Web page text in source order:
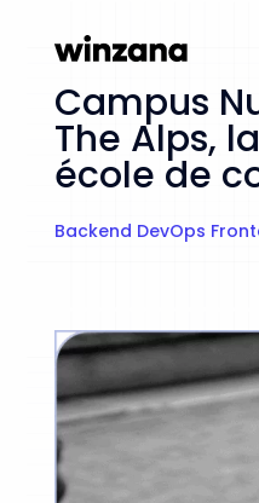
Campus
The Alps,
école de
Backend DevOps